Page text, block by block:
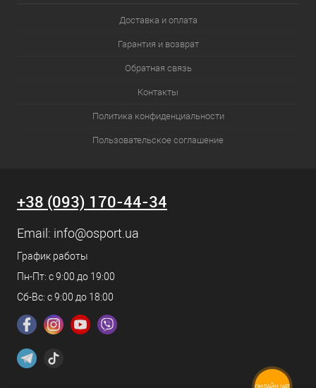
Доставка и оплата
Гарантия и возврат
Обратная связь
Контакты
Политика конфиденциальности
Пользовательское соглашение
+38 (093) 170-44-34
Email: info@osport.ua
График работы
Пн-Пт: с 9:00 до 19:00
Сб-Вс: с 9:00 до 18:00
ОНЛАЙН ЧАТ